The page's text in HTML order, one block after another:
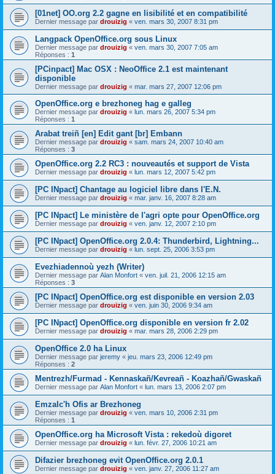
[01net] OO.org 2.2 gagne en lisibilité et en compatibilité
Dernier message par drouizig « ven. mars 30, 2007 8:31 pm
Langpack OpenOffice.org sous Linux
Dernier message par drouizig « ven. mars 30, 2007 7:05 am
Réponses : 1
[PCinpact] Mac OSX : NeoOffice 2.1 est maintenant
disponible
Dernier message par drouizig « mar. mars 27, 2007 12:06 pm
OpenOffice.org e brezhoneg hag e galleg
Dernier message par drouizig « lun. mars 26, 2007 5:34 pm
Réponses : 1
Arabat treiñ [en] Edit gant [br] Embann
Dernier message par drouizig « sam. mars 24, 2007 10:40 am
Réponses : 3
OpenOffice.org 2.2 RC3 : nouveautés et support de Vista
Dernier message par drouizig « lun. mars 12, 2007 5:42 pm
[PC INpact] Chantage au logiciel libre dans l'E.N.
Dernier message par drouizig « mar. janv. 16, 2007 8:28 am
[PC INpact] Le ministère de l'agri opte pour OpenOffice.org
Dernier message par drouizig « ven. janv. 12, 2007 2:10 pm
[PC INpact] OpenOffice.org 2.0.4: Thunderbird, Lightning...
Dernier message par drouizig « lun. sept. 25, 2006 3:53 pm
Evezhiadennoù yezh (Writer)
Dernier message par Alan Monfort « ven. juil. 21, 2006 12:15 am
Réponses : 3
[PC INpact] OpenOffice.org est disponible en version 2.03
Dernier message par drouizig « ven. juin 30, 2006 9:34 am
[PC INpact] OpenOffice.org disponible en version fr 2.02
Dernier message par drouizig « mar. mars 28, 2006 2:29 pm
OpenOffice 2.0 ha Linux
Dernier message par jeremy « jeu. mars 23, 2006 12:49 pm
Réponses : 2
Mentrezh/Furmad - Kennaskañ/Kevreañ - Koazhañ/Gwaskañ
Dernier message par Alan Monfort « lun. mars 13, 2006 2:07 pm
Emzalc'h Ofis ar Brezhoneg
Dernier message par drouizig « ven. mars 10, 2006 2:31 pm
Réponses : 1
OpenOffice.org ha Microsoft Vista : rekedoù digoret
Dernier message par drouizig « lun. févr. 27, 2006 10:21 am
Difazier brezhoneg evit OpenOffice.org 2.0.1
Dernier message par drouizig « ven. janv. 27, 2006 11:27 am